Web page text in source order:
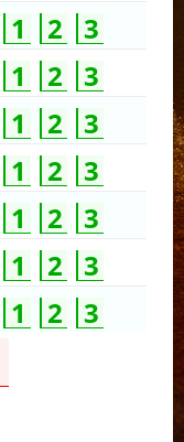
1 2
3
1 2
3
1 2
3
1 2
3
1 2
3
1 2
3
1 2
3